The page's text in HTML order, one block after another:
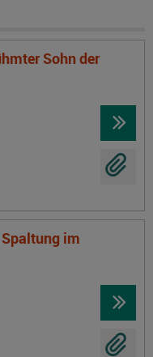
Sohn der
im